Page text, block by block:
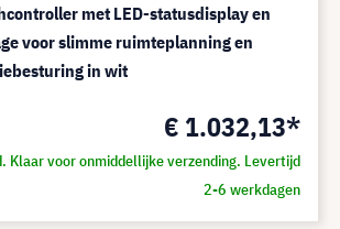
met LED-statusdisplay en
voor slimme ruimteplanning en
in wit
€ 1.032,13*
Klaar voor onmiddellijke verzending. Levertijd
2-6 werkdagen